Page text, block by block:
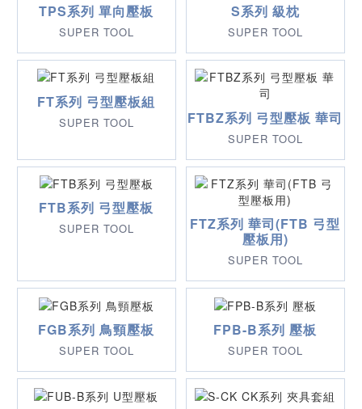
TPS系列 單向壓板
SUPER TOOL
S系列 級枕
SUPER TOOL
FT系列 弓型壓板組
SUPER TOOL FTBZ系列 弓型壓板 華司
SUPER TOOL
FTB系列 弓型壓板
SUPER TOOL
FTZ系列 華司(FTB 弓型
壓板用)
SUPER TOOL
FGB系列 鳥頸壓板
SUPER TOOL
FPB-B系列 壓板
SUPER TOOL